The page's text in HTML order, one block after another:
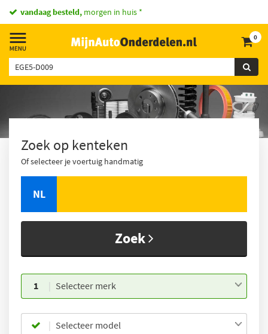
vandaag besteld, morgen in huis *
0
Zoek op kenteken
Of selecteer je voertuig handmatig
NL
Zoek
1 Selecteer merk
Selecteer model